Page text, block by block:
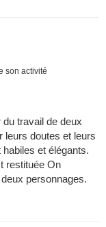
son activité
travail de deux
leurs doutes et leurs
et élégants.
restituée On
personnages.